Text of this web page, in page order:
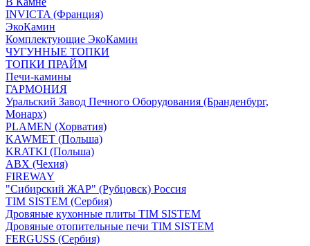
INVICTA (Франция)
ЭкоКамин
Комплектующие ЭкоКамин
ЧУГУННЫЕ ТОПКИ
ТОПКИ ПРАЙМ
Печи-камины
ГАРМОНИЯ
Уральский Завод Печного Оборудования (Бранденбург,
Монарх)
PLAMEN (Хорватия)
KAWMET (Польша)
KRATKI (Польша)
ABX (Чехия)
FIREWAY
"Сибирский ЖАР" (Рубцовск) Россия
TIM SISTEM (Сербия)
Дровяные кухонные плиты TIM SISTEM
Дровяные отопительные печи TIM SISTEM
FERGUSS (Сербия)